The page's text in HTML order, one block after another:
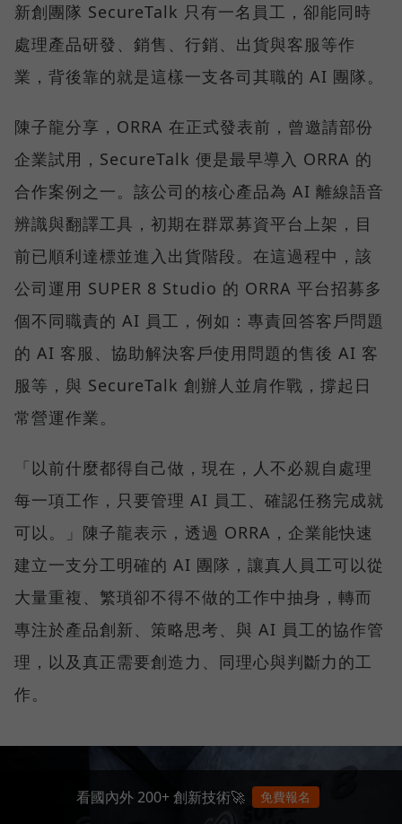
新創團隊 SecureTalk 只有一名員工，卻能同時
處理產品研發、銷售、行銷、出貨與客服等作
業，背後靠的就是這樣一支各司其職的 AI 團隊。
陳子龍分享，ORRA 在正式發表前，曾邀請部份
企業試用，SecureTalk 便是最早導入 ORRA 的
合作案例之一。該公司的核心產品為 AI 離線語音
辨識與翻譯工具，初期在群眾募資平台上架，目
前已順利達標並進入出貨階段。在這過程中，該
公司運用 SUPER 8 Studio 的 ORRA 平台招募多
個不同職責的 AI 員工，例如：專責回答客戶問題
的 AI 客服、協助解決客戶使用問題的售後 AI 客
服等，與 SecureTalk 創辦人並肩作戰，撐起日
常營運作業。
「以前什麼都得自己做，現在，人不必親自處理
每一項工作，只要管理 AI 員工、確認任務完成就
可以。」陳子龍表示，透過 ORRA，企業能快速
建立一支分工明確的 AI 團隊，讓真人員工可以從
大量重複、繁瑣卻不得不做的工作中抽身，轉而
專注於產品創新、策略思考、與 AI 員工的協作管
理，以及真正需要創造力、同理心與判斷力的工
作。
看國內外 200+ 創新技術🚀 免費報名